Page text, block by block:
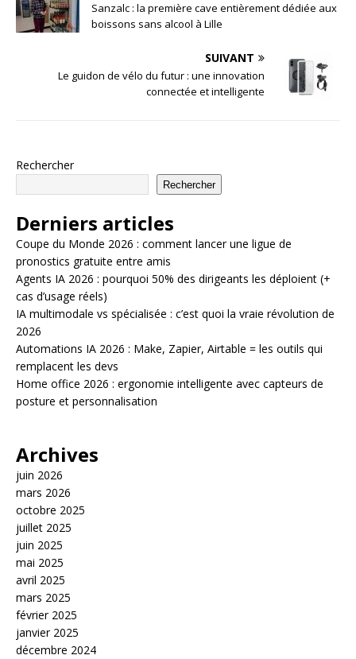
Sanzalc : la première cave entièrement dédiée aux
boissons sans alcool à Lille
SUIVANT
Le guidon de vélo du futur : une innovation
connectée et intelligente
Rechercher
Rechercher
Derniers articles
Coupe du Monde 2026 : comment lancer une ligue de
pronostics gratuite entre amis
Agents IA 2026 : pourquoi 50% des dirigeants les déploient (+
cas d’usage réels)
IA multimodale vs spécialisée : c’est quoi la vraie révolution de
2026
Automations IA 2026 : Make, Zapier, Airtable = les outils qui
remplacent les devs
Home office 2026 : ergonomie intelligente avec capteurs de
posture et personnalisation
Archives
juin 2026
mars 2026
octobre 2025
juillet 2025
juin 2025
mai 2025
avril 2025
mars 2025
février 2025
janvier 2025
décembre 2024